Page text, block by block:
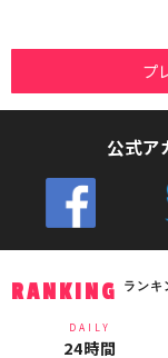
プ
公式ア
RANKING ランキ
DAILY
24時間